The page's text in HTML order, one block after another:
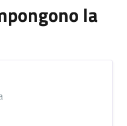
la